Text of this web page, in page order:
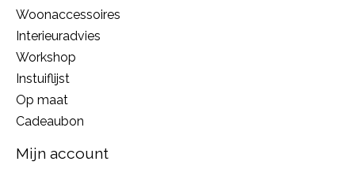
Woonaccessoires
Interieuradvies
Workshop
Instuiflijst
Op maat
Cadeaubon
Mijn account